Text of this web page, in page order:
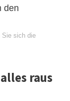
den
Sie sich die
raus